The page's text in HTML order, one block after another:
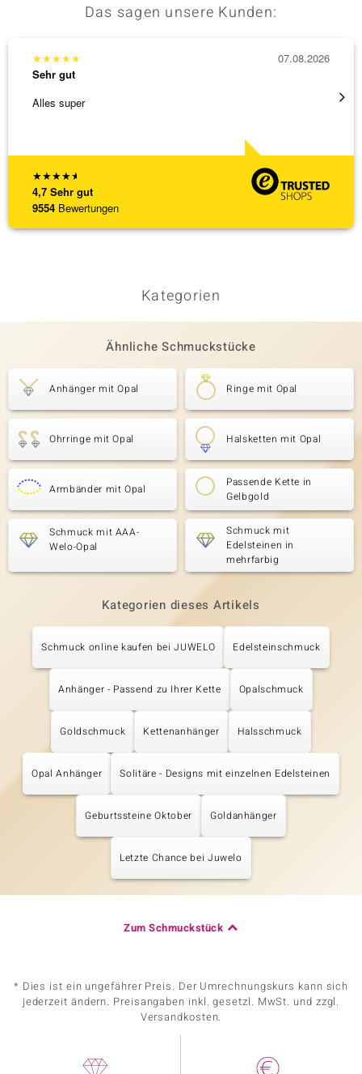
Das sagen unsere Kunden:
★★★★★
4,7 Sehr gut
9554 Bewertungen
★★★★★
Sehr gut
Alles super
07.08.2026
Kategorien
Ähnliche Schmuckstücke
Anhänger mit Opal Ringe mit Opal
Ohrringe mit Opal Halsketten mit Opal
Armbänder mit Opal
Passende Kette in
Gelbgold
Schmuck mit AAA-
Welo-Opal
Schmuck mit
Edelsteinen in
mehrfarbig
Kategorien dieses Artikels
Schmuck online kaufen bei JUWELO Edelsteinschmuck
Anhänger - Passend zu Ihrer Kette Opalschmuck
Goldschmuck Kettenanhänger Halsschmuck
Opal Anhänger Solitäre - Designs mit einzelnen Edelsteinen
Geburtssteine Oktober Goldanhänger
Letzte Chance bei Juwelo
Zum Schmuckstück
* Dies ist ein ungefährer Preis. Der Umrechnungskurs kann sich
jederzeit ändern. Preisangaben inkl. gesetzl. MwSt. und zzgl.
Versandkosten.